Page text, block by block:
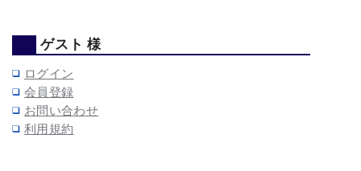
ゲスト 様
ログイン
会員登録
お問い合わせ
利用規約